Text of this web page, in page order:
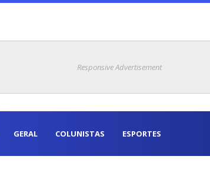
Responsive Advertisement
GERAL COLUNISTAS ESPORTES